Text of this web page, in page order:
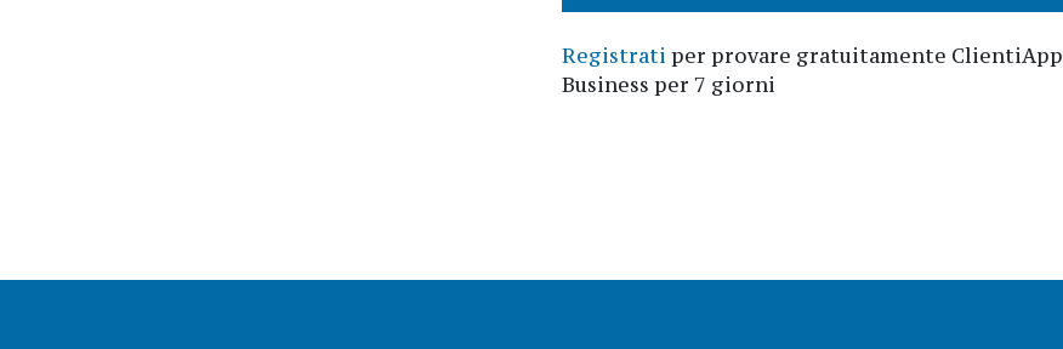
Registrati per provare gratuitamente ClientiApp
Business per 7 giorni